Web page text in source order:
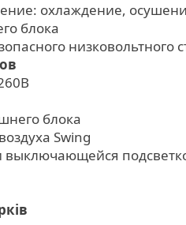
охлаждение,
блока
низковольтного
блока
Swing